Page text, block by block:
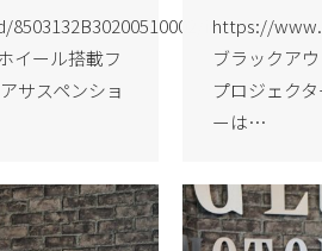
index.html
イール搭載フ
サスペンショ
https://
ブラックア
プロジェク
ーは…